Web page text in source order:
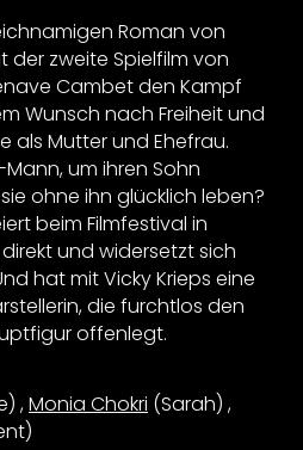
Roman von
zweite Spielfilm von
Cambet den Kampf
Wunsch nach Freiheit und
als Mutter und Ehefrau.
um ihren Sohn
ohne ihn glücklich leben?
beim Filmfestival in
und widersetzt sich
hat mit Vicky Krieps eine
die furchtlos den
offenlegt.
,Monia Chokri (Sarah) ,